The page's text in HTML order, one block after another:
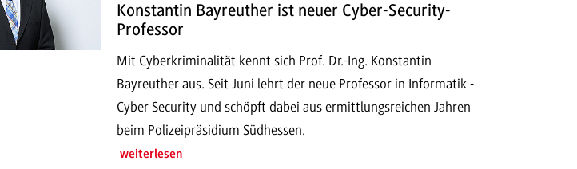
Konstantin Bayreuther ist neuer Cyber-Security-
Professor
Mit Cyberkriminalität kennt sich Prof. Dr.-Ing. Konstantin
Bayreuther aus. Seit Juni lehrt der neue Professor in Informatik -
Cyber Security und schöpft dabei aus ermittlungsreichen Jahren
beim Polizeipräsidium Südhessen.
weiterlesen